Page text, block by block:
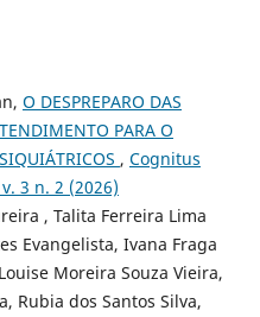
O DESPREPARO DAS
PARA O
, Cognitus
3 n. 2 (2026)
, Talita Ferreira Lima
Evangelista, Ivana Fraga
Moreira Souza Vieira,
Rubia dos Santos Silva,